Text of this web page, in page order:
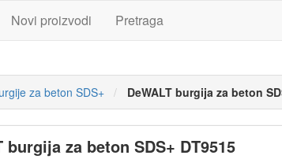
Novi proizvodi Pretraga
za beton SDS+ DeWALT burgija za beton
burgija za beton SDS+ DT9515